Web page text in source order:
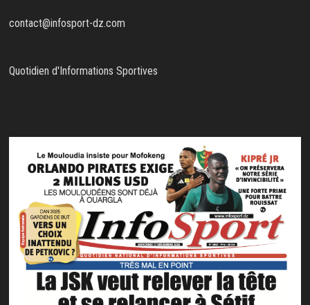
contact@infosport-dz.com
Quotidien d'Informations Sportives